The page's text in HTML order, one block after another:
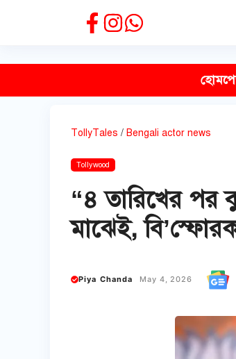
TollyTales / Bengali actor news
Tollywood
“৪ তারিখের পর
মাঝেই,
Piya Chanda May 4, 2026